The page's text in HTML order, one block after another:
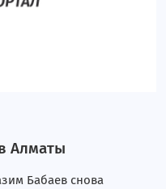
Алматы
Бабаев снова